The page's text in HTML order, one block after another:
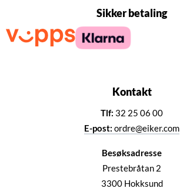
Sikker betaling
Kontakt
Tlf: 32 25 06 00
E-post: ordre@eiker.com
Besøksadresse
Prestebråtan 2
3300 Hokksund